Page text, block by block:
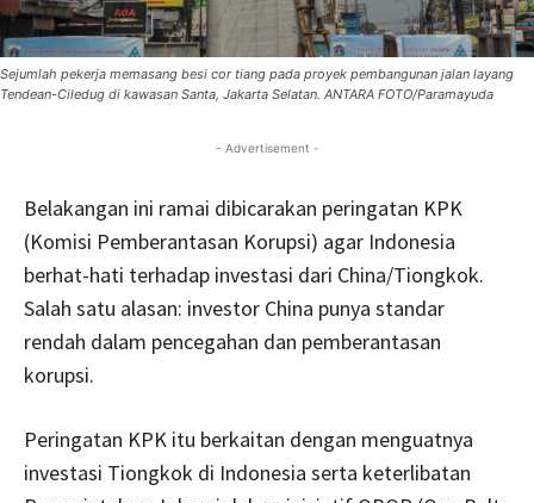
Sejumlah pekerja memasang besi cor tiang pada proyek pembangunan jalan layang
Tendean-Ciledug di kawasan Santa, Jakarta Selatan. ANTARA FOTO/Paramayuda
- Advertisement -
Belakangan ini ramai dibicarakan peringatan KPK
(Komisi Pemberantasan Korupsi) agar Indonesia
berhat-hati terhadap investasi dari China/Tiongkok.
Salah satu alasan: investor China punya standar
rendah dalam pencegahan dan pemberantasan
korupsi.
Peringatan KPK itu berkaitan dengan menguatnya
investasi Tiongkok di Indonesia serta keterlibatan